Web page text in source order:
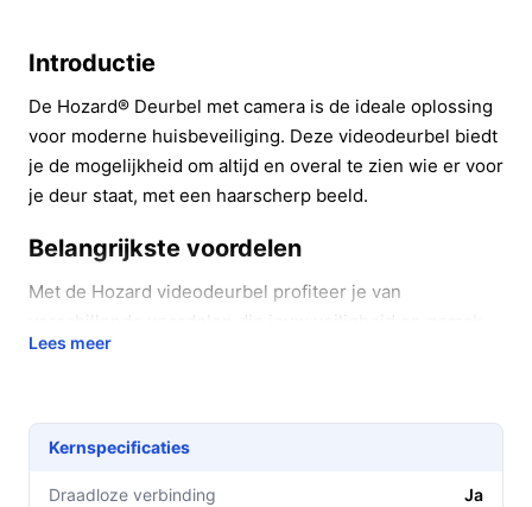
Introductie
De Hozard® Deurbel met camera is de ideale oplossing
voor moderne huisbeveiliging. Deze videodeurbel biedt
je de mogelijkheid om altijd en overal te zien wie er voor
je deur staat, met een haarscherp beeld.
Belangrijkste voordelen
Met de Hozard videodeurbel profiteer je van
verhogen:
groothoeklens heb je een breed overzicht van de
omgeving voor je deur, wat betekent dat je geen
enkele beweging mist.
Lees meer
Kernspecificaties
Draadloze verbinding Ja